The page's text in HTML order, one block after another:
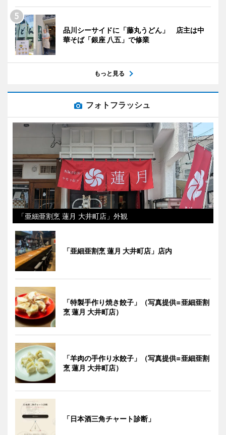
品川シーサイドに「藤丸うどん」 店主は中
華そば「銀座 八五」で修業
もっと見る
フォトフラッシュ
「亜細亜割烹 蓮月 大井町店」外観
「亜細亜割烹 蓮月 大井町店」店内
「特製手作り焼き餃子」（写真提供=亜細亜割
烹 蓮月 大井町店）
「羊肉の手作り水餃子」（写真提供=亜細亜割
烹 蓮月 大井町店）
「日本酒三角チャート診断」